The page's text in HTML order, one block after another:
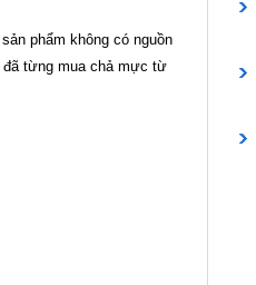
phẩm không có nguồn
đã từng mua chả mực từ